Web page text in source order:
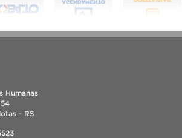
Humanas
- RS